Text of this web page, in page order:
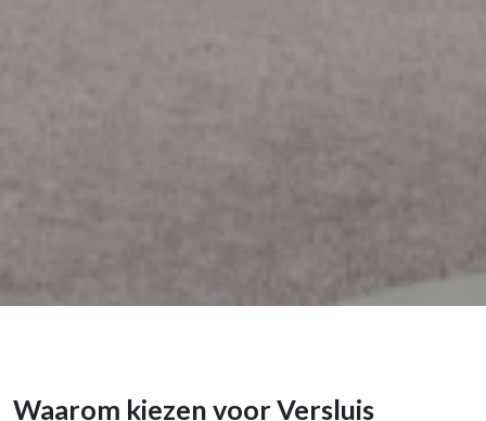
Waarom kiezen voor Versluis